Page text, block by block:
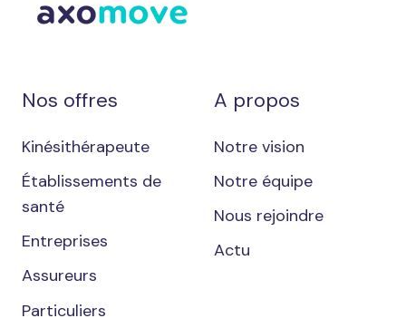
Nos offres
Kinésithérapeute
Établissements de
santé
Entreprises
Assureurs
Particuliers
A propos
Notre vision
Notre équipe
Nous rejoindre
Actu